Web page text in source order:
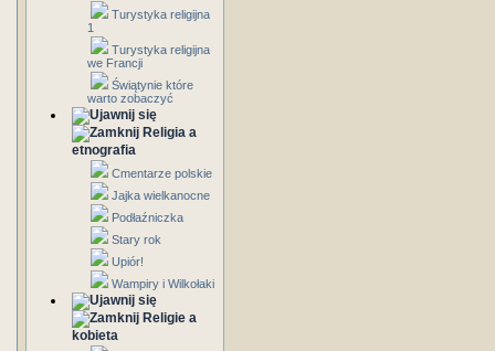
Turystyka religijna
1
Turystyka religijna
we Francji
Świątynie które
warto zobaczyć
Religia a
etnografia
Cmentarze polskie
Jajka wielkanocne
Podłaźniczka
Stary rok
Upiór!
Wampiry i Wilkołaki
Religie a
kobieta